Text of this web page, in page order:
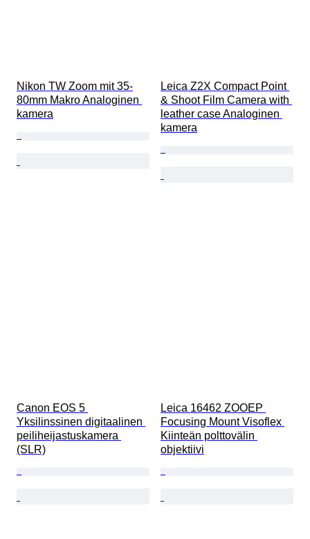
Nikon TW Zoom mit 35-
80mm Makro Analoginen
kamera
Leica Z2X Compact Point
& Shoot Film Camera with
leather case Analoginen
kamera
Canon EOS 5
Yksilinssinen digitaalinen
peiliheijastuskamera
(SLR)
Leica 16462 ZOOEP
Focusing Mount Visoflex
Kiinteän polttovälin
objektiivi